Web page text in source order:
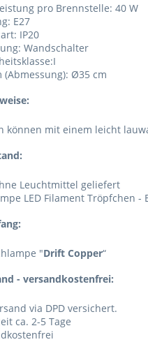
pro Brennstelle: 40 W
E27
IP20
Wandschalter
(Abmessung): Ø35 cm
können mit einem leicht
Leuchtmittel geliefert
LED Filament Tröpfchen -
"Drift Copper“
- versandkostenfrei:
via DPD versichert.
ca. 2-5 Tage